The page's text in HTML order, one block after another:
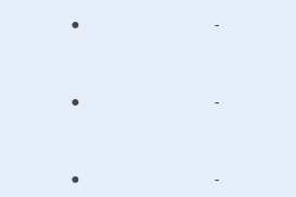
● -
● -
● -